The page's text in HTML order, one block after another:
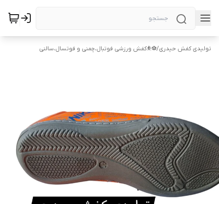
تولیدی کفش حیدری/⚽⛹️کفش ورزشی فوتبال،چمنی و فوتسال،سالنی